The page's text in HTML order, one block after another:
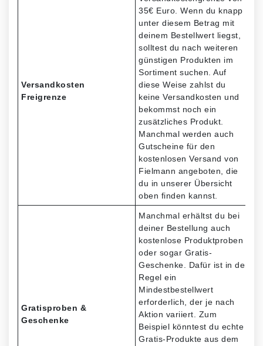
Versandkosten
Freigrenze
35€ Euro. Wenn du knapp
unter diesem Betrag mit
deinem Bestellwert liegst,
solltest du nach weiteren
günstigen Produkten im
Sortiment suchen. Auf
diese Weise zahlst du
keine Versandkosten und
bekommst noch ein
zusätzliches Produkt.
Manchmal werden auch
Gutscheine für den
kostenlosen Versand von
Fielmann angeboten, die
du in unserer Übersicht
oben finden kannst.
Gratisproben &
Geschenke
Manchmal erhältst du bei
deiner Bestellung auch
kostenlose Produktproben
oder sogar Gratis-
Geschenke. Dafür ist in der
Regel ein
Mindestbestellwert
erforderlich, der je nach
Aktion variiert. Zum
Beispiel könntest du echte
Gratis-Produkte aus dem